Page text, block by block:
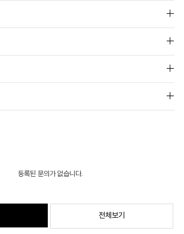
등록된 문의가 없습니다.
전체보기